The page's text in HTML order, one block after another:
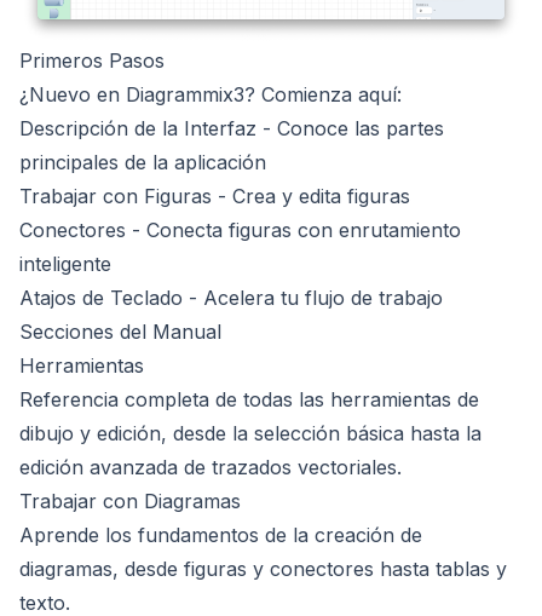
Primeros Pasos
¿Nuevo en Diagrammix3? Comienza aquí:
Descripción de la Interfaz - Conoce las partes
principales de la aplicación
Trabajar con Figuras - Crea y edita figuras
Conectores - Conecta figuras con enrutamiento
inteligente
Atajos de Teclado - Acelera tu flujo de trabajo
Secciones del Manual
Herramientas
Referencia completa de todas las herramientas de
dibujo y edición, desde la selección básica hasta la
edición avanzada de trazados vectoriales.
Trabajar con Diagramas
Aprende los fundamentos de la creación de
diagramas, desde figuras y conectores hasta tablas y
texto.